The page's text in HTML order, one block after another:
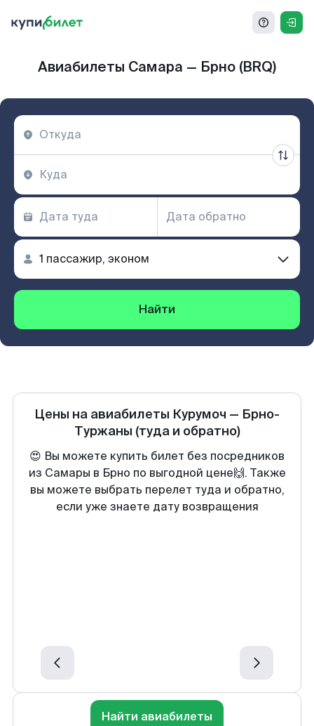
Авиабилеты Самара — Брно (BRQ)
Найти
Цены на авиабилеты Курумоч — Брно-
Туржаны (туда и обратно)
😍 Вы можете купить билет без посредников
из Самары в Брно по выгодной цене🙌. Также
вы можете выбрать перелет туда и обратно,
если уже знаете дату возвращения
Найти авиабилеты